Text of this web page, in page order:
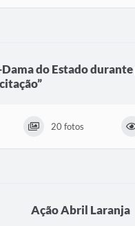
do Estado
20 fotos
Ação Abril Laranja